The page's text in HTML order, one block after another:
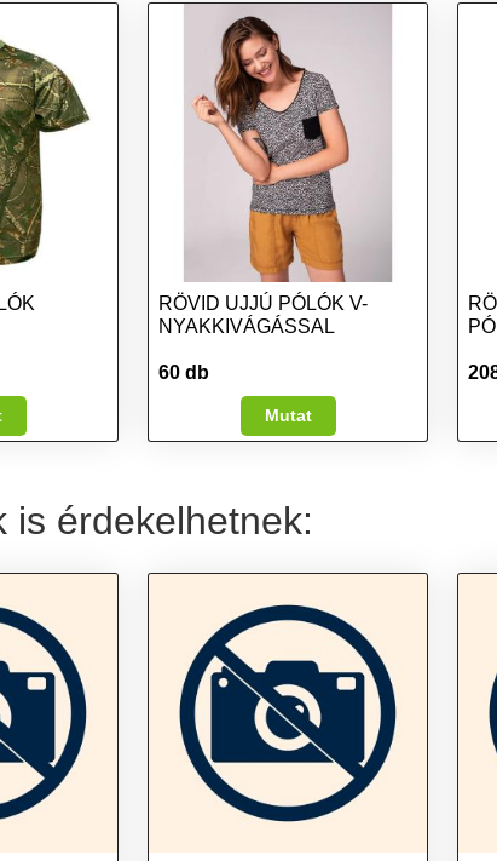
RÖVID UJJÚ PÓLÓK V-
NYAKKIVÁGÁSSAL
60 db
Mutat
is érdekelhetnek: